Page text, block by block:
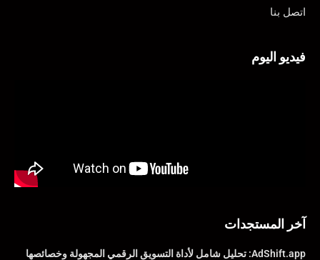
اتصل بنا
فيديو اليوم
آخر المستجدات
AdShift.app: تحليل شامل لأداة التسويق الرقمي المجهولة وخصائصها